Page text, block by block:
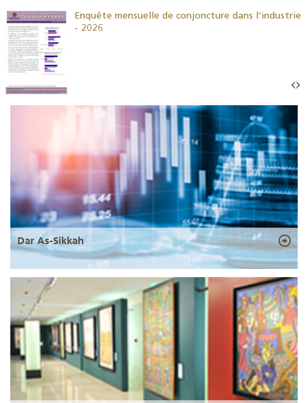
Enquête mensuelle de conjoncture dans l’industrie
- 2026
Dar As-Sikkah